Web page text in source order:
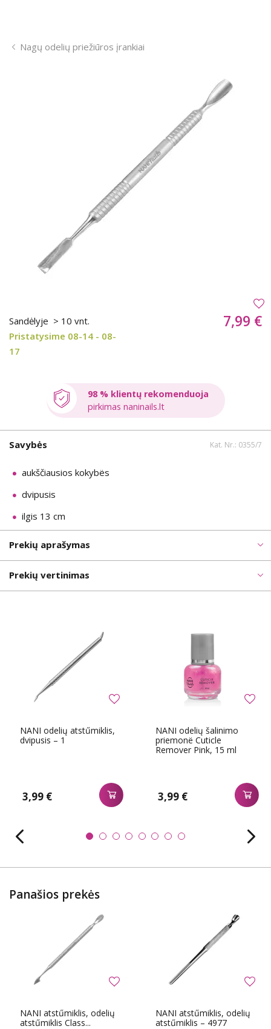
Nagų odelių priežiūros įrankiai
Sandėlyje > 10 vnt.
Pristatysime 08-14 - 08-
17
7,99 €
98 % klientų rekomenduoja
pirkimas naninails.lt
Savybės Kat. Nr.: 0355/7
aukščiausios kokybës
dvipusis
ilgis 13 cm
Prekių aprašymas
Prekių vertinimas
NANI odelių atstűmiklis,
dvipusis – 1
3,99 €
NANI odelių šalinimo
priemonë Cuticle
Remover Pink, 15 ml
3,99 €
Panašios prekės
NANI atstűmiklis, odelių
atstűmiklis Class...
NANI atstűmiklis, odelių
atstűmiklis – 4977